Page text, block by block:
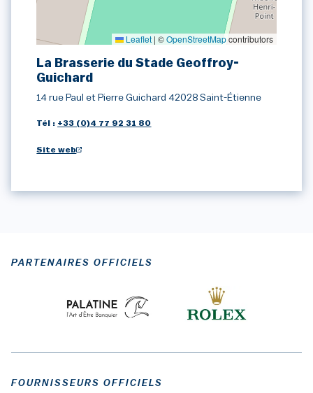
Leaflet | ©OpenStreetMapcontributors
La Brasserie du Stade Geoffroy-
Guichard
14 rue Paul et Pierre Guichard 42028 Saint-Étienne
Tél : +33 (0)4 77 92 31 80
Site web
PARTENAIRES OFFICIELS
FOURNISSEURS OFFICIELS